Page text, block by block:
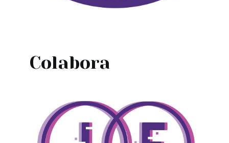
Colabora